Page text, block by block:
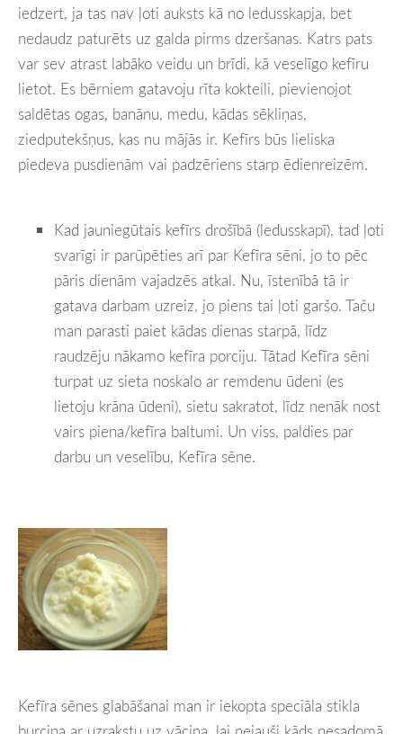
iedzert, ja tas nav ļoti auksts kā no ledusskapja, bet
nedaudz paturēts uz galda pirms dzeršanas. Katrs pats
var sev atrast labāko veidu un brīdi, kā veselīgo kefīru
lietot. Es bērniem gatavoju rīta kokteili, pievienojot
saldētas ogas, banānu, medu, kādas sēkliņas,
ziedputekšņus, kas nu mājās ir. Kefīrs būs lieliska
piedeva pusdienām vai padzēriens starp ēdienreizēm.
Kad jauniegūtais kefīrs drošībā (ledusskapī), tad ļoti
svarīgi ir parūpēties arī par Kefīra sēni, jo to pēc
pāris dienām vajadzēs atkal. Nu, īstenībā tā ir
gatava darbam uzreiz, jo piens tai ļoti garšo. Taču
man parasti paiet kādas dienas starpā, līdz
raudzēju nākamo kefīra porciju. Tātad Kefīra sēni
turpat uz sieta noskalo ar remdenu ūdeni (es
lietoju krāna ūdeni), sietu sakratot, līdz nenāk nost
vairs piena/kefīra baltumi. Un viss, paldies par
darbu un veselību, Kefīra sēne.
Kefīra sēnes glabāšanai man ir iekopta speciāla stikla